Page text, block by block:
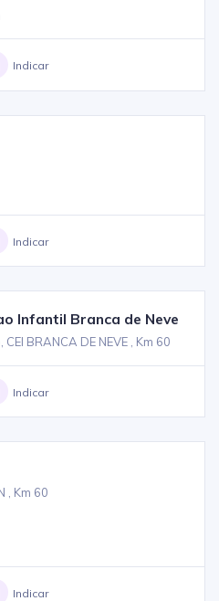
Indicar
Indicar
Infantil Branca de Neve
BRANCA DE NEVE , Km 60
Indicar
, Km 60
Indicar